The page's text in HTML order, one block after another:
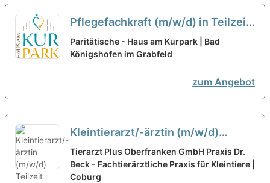
Pflegefachkraft (m/w/d) in Teilzeit
(10-30h/Woche) – Wir kommen
Ihnen mit Wertschätzung
Paritätische - Haus am Kurpark | Bad
Königshofen im Grabfeld
zum Angebot
Kleintierarzt/-ärztin (m/w/d)
Teilzeit neu
Tierarzt Plus Oberfranken GmbH Praxis Dr.
Beck - Fachtierärztliche Praxis für Kleintiere |
Coburg